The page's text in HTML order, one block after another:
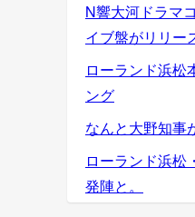
N響大河ドラマ
イブ盤がリリー
ローランド浜松
ング
なんと大野知事
ローランド浜松
発陣と。